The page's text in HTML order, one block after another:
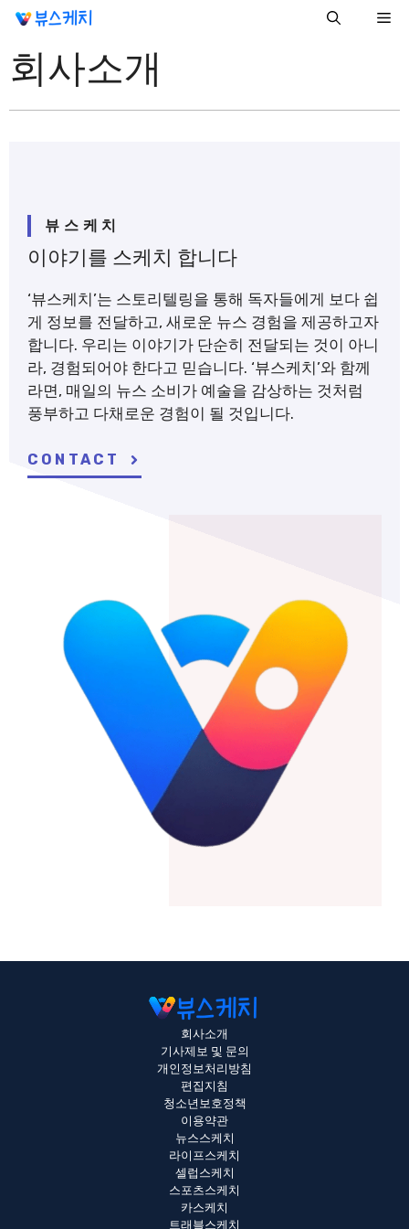
츠
로회사소개
뷰스케치
이야기를 스케치 합니다
‘뷰스케치’는 스토리텔링을 통해 독자들에게 보다 쉽
게 정보를 전달하고, 새로운 뉴스 경험을 제공하고자
합니다. 우리는 이야기가 단순히 전달되는 것이 아니
라, 경험되어야 한다고 믿습니다. ‘뷰스케치’와 함께
라면, 매일의 뉴스 소비가 예술을 감상하는 것처럼
풍부하고 다채로운 경험이 될 것입니다.
CONTACT
회사소개
기사제보 및 문의
개인정보처리방침
편집지침
청소년보호정책
이용약관
뉴스스케치
라이프스케치
셀럽스케치
스포츠스케치
카스케치
트래블스케치